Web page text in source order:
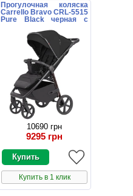
Прогулочная коляска
Carrello Bravo CRL-5515
Pure Black черная с
10690 грн
9295 грн
Купить в 1 клик